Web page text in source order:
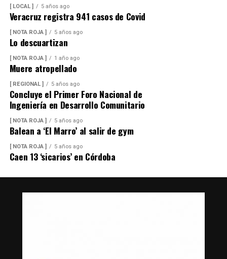
[ LOCAL ] 5 años ago
Veracruz registra 941 casos de Covid
[ NOTA ROJA ] 5 años ago
Lo descuartizan
[ NOTA ROJA ] 1 año ago
Muere atropellado
[ REGIONAL ] 5 años ago
Concluye el Primer Foro Nacional de
Ingeniería en Desarrollo Comunitario
[ NOTA ROJA ] 5 años ago
Balean a ‘El Marro’ al salir de gym
[ NOTA ROJA ] 5 años ago
Caen 13 ‘sicarios’ en Córdoba